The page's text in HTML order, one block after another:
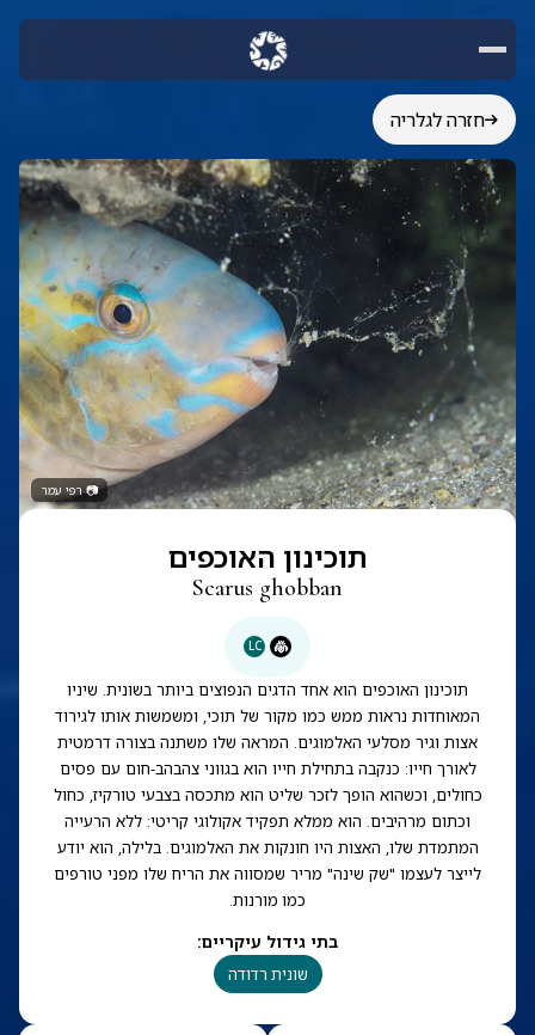
חזרה לגלריה
📷רפי עמר
תוכינון האוכפים
Scarus ghobban
LC
תוכינון האוכפים הוא אחד הדגים הנפוצים ביותר בשונית. שיניו
המאוחדות נראות ממש כמו מקור של תוכי, ומשמשות אותו לגירוד
אצות וגיר מסלעי האלמוגים. המראה שלו משתנה בצורה דרמטית
לאורך חייו: כנקבה בתחילת חייו הוא בגווני צהבהב-חום עם פסים
כחולים, וכשהוא הופך לזכר שליט הוא מתכסה בצבעי טורקיז, כחול
וכתום מרהיבים. הוא ממלא תפקיד אקולוגי קריטי: ללא הרעייה
המתמדת שלו, האצות היו חונקות את האלמוגים. בלילה, הוא יודע
לייצר לעצמו "שק שינה" מריר שמסווה את הריח שלו מפני טורפים
כמו מורנות.
בתי גידול עיקריים:
שונית רדודה